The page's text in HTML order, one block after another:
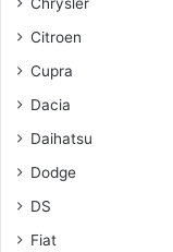
Chrysler
Citroen
Cupra
Dacia
Daihatsu
Dodge
DS
Fiat